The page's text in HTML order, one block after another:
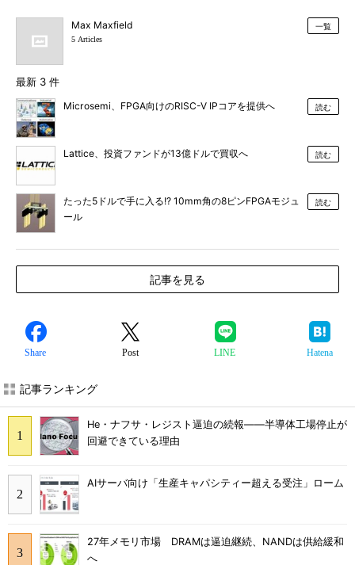
Max Maxfield
5 Articles
一覧
最新 3 件
Microsemi、FPGA向けのRISC-V IPコアを提供へ 読む
Lattice、投資ファンドが13億ドルで買収へ 読む
たった5ドルで手に入る!? 10mm角の8ピンFPGAモジュ
ール
読む
記事を見る
Share Post LINE Hatena
記事ランキング
He・ナフサ・レジスト逼迫の続報――半導体工場停止が
回避できている理由
AIサーバ向け「生産キャパシティー超える受注」ローム
27年メモリ市場 DRAMは逼迫継続、NANDは供給緩和
へ